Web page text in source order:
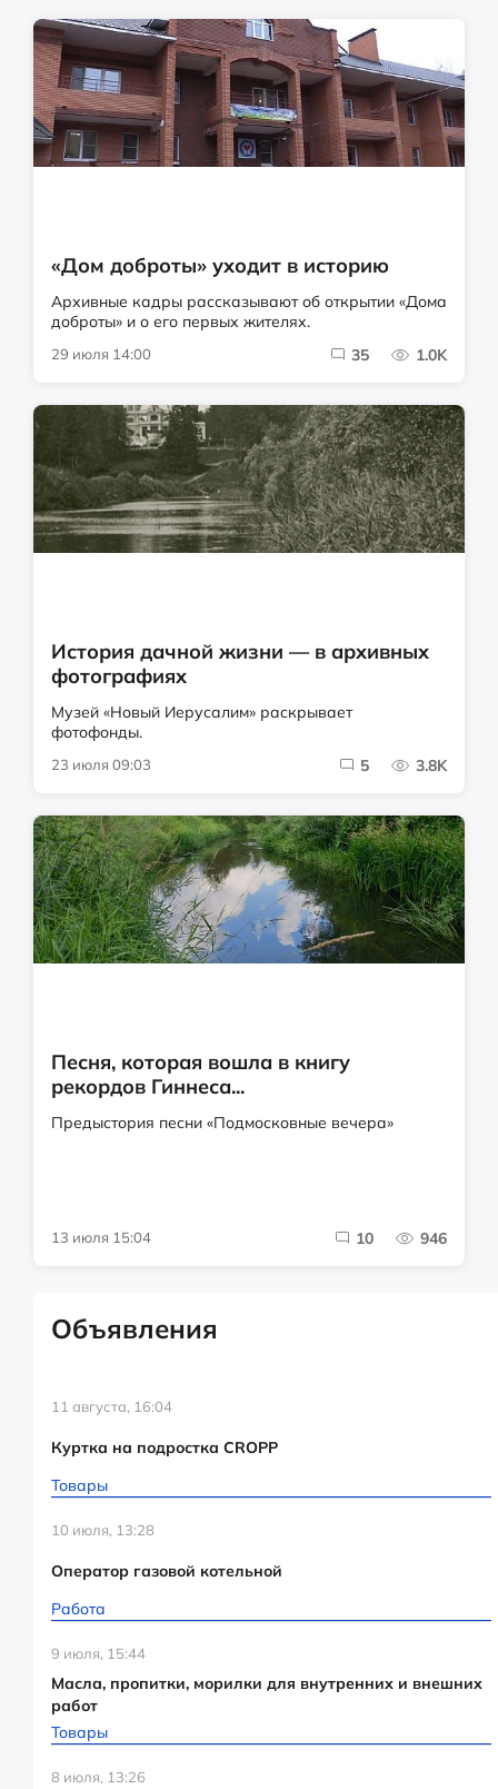
«Дом доброты» уходит в историю
Архивные кадры рассказывают об открытии «Дома
доброты» и о его первых жителях.
29 июля 14:00 35 1.0K
История дачной жизни — в архивных
фотографиях
Музей «Новый Иерусалим» раскрывает
фотофонды.
23 июля 09:03 5 3.8K
Песня, которая вошла в книгу
рекордов Гиннеса...
Предыстория песни «Подмосковные вечера»
13 июля 15:04 10 946
Объявления
11 августа, 16:04
Куртка на подростка CROPP
Товары
10 июля, 13:28
Оператор газовой котельной
Работа
9 июля, 15:44
Масла, пропитки, морилки для внутренних и внешних
работ
Товары
8 июля, 13:26